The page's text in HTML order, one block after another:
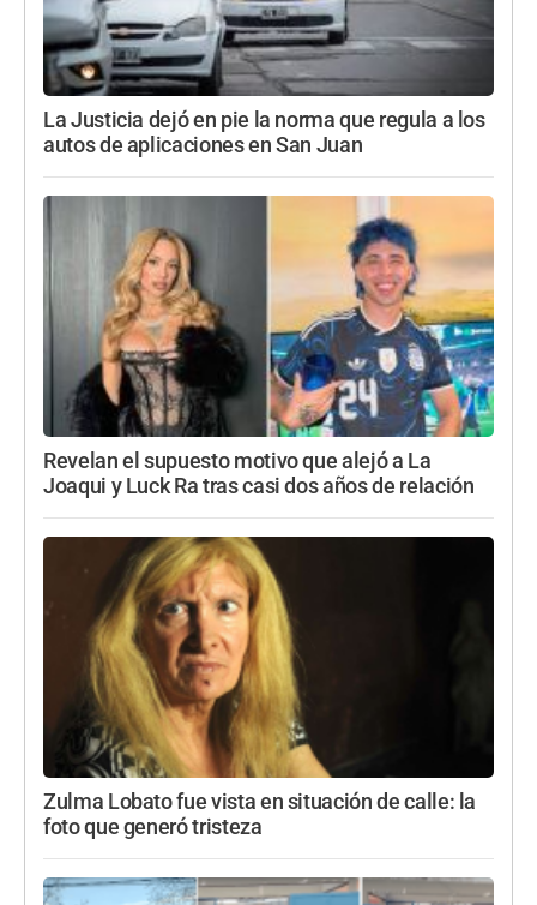
La Justicia dejó en pie la norma que regula a los
autos de aplicaciones en San Juan
Revelan el supuesto motivo que alejó a La
Joaqui y Luck Ra tras casi dos años de relación
Zulma Lobato fue vista en situación de calle: la
foto que generó tristeza